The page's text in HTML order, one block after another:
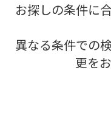
お探しの条件に
異なる条件での
更を